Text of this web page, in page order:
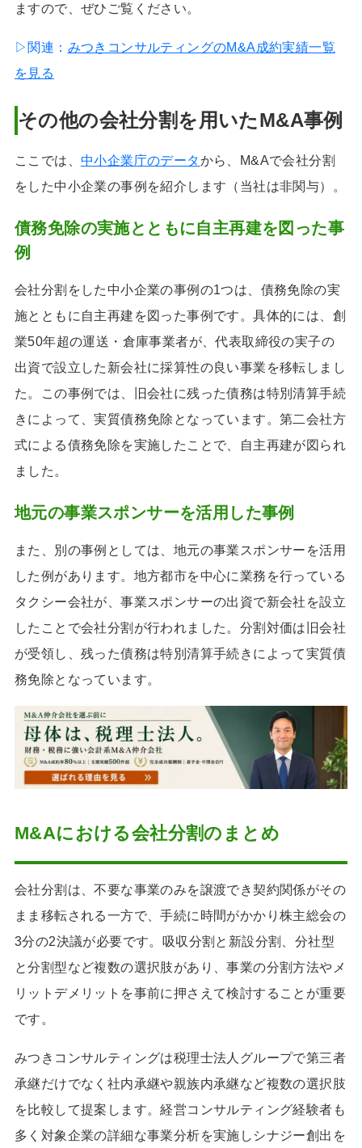
ますので、ぜひご覧ください。
▷関連： みつきコンサルティングのM&A成約実績一覧
を見る
その他の会社分割を用いたM&A事例
ここでは、 中小企業庁のデータから、M&Aで会社分割
をした中小企業の事例を紹介します（当社は非関与）。
債務免除の実施とともに自主再建を図った事
例
会社分割をした中小企業の事例の1つは、債務免除の実
施とともに自主再建を図った事例です。具体的には、創
業50年超の運送・倉庫事業者が、代表取締役の実子の
出資で設立した新会社に採算性の良い事業を移転しまし
た。この事例では、旧会社に残った債務は特別清算手続
きによって、実質債務免除となっています。第二会社方
式による債務免除を実施したことで、自主再建が図られ
ました。
地元の事業スポンサーを活用した事例
また、別の事例としては、地元の事業スポンサーを活用
した例があります。地方都市を中心に業務を行っている
タクシー会社が、事業スポンサーの出資で新会社を設立
したことで会社分割が行われました。分割対価は旧会社
が受領し、残った債務は特別清算手続きによって実質債
務免除となっています。
M&Aにおける会社分割のまとめ
会社分割は、不要な事業のみを譲渡でき契約関係がその
まま移転される一方で、手続に時間がかかり株主総会の
3分の2決議が必要です。吸収分割と新設分割、分社型
と分割型など複数の選択肢があり、事業の分割方法やメ
リットデメリットを事前に押さえて検討することが重要
です。
みつきコンサルティングは税理士法人グループで第三者
承継だけでなく社内承継や親族内承継など複数の選択肢
を比較して提案します。経営コンサルティング経験者も
多く対象企業の詳細な事業分析を実施しシナジー創出を